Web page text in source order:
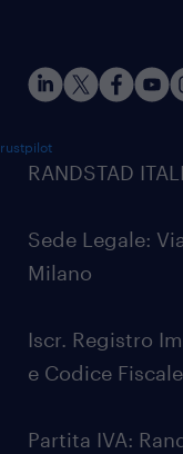
RANDSTAD
Sede Legale:
Milano
Iscr. Registro
e Codice
Partita IVA: